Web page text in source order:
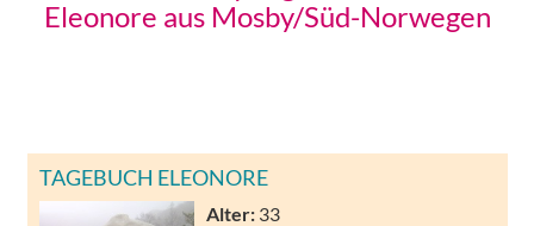
Eleonore aus Mosby/Süd-Norwegen
TAGEBUCH ELEONORE
Alter: 33